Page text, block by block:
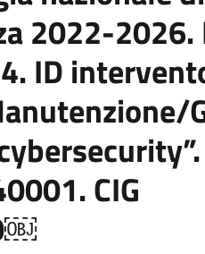
2022-2026.
ID
CIG